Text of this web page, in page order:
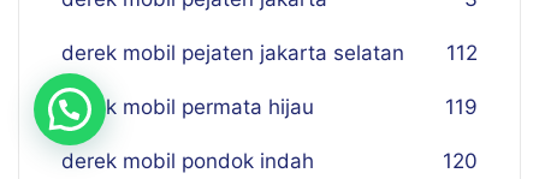
derek mobil pejaten jakarta selatan 112
derek mobil permata hijau 119
derek mobil pondok indah 120